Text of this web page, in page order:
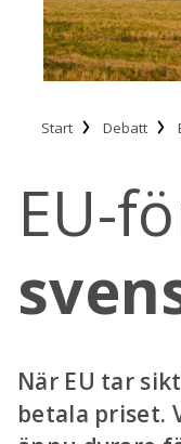
Start Debatt
EU-
När EU tar
betala priset.